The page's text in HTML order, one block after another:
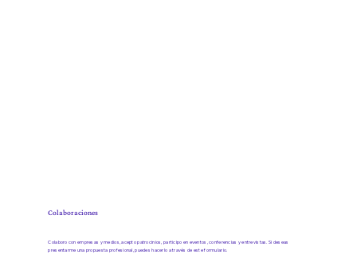
Colaboraciones
Colaboro con empresas y medios, acepto patrocinios, participo en eventos, conferencias y entrevistas. Si deseas
presentarme una propuesta profesional, puedes hacerlo a través de este formulario.